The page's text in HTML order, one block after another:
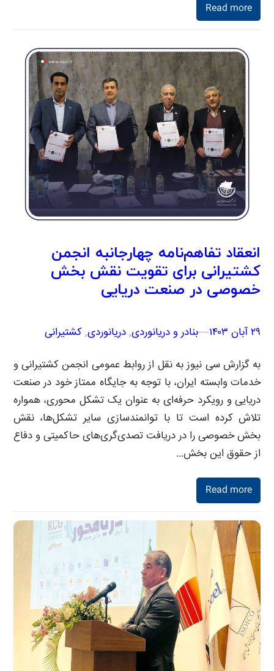
Read more
انعقاد تفاهم‌نامه چهارجانبه انجمن
کشتیرانی برای تقویت نقش بخش
خصوصی در صنعت دریایی
۲۹ آبان ۱۴۰۳ –
–بنادر و دریانوردی, دریانوردی, کشتیرانی
به گزارش سی نیوز به نقل از روابط عمومی انجمن کشتیرانی و
خدمات وابسته ایران، با توجه به جایگاه ممتاز خود در صنعت
دریایی و رویکرد حرفه‌ای به عنوان یک تشکل محوری، همواره
تلاش کرده است تا با توانمندسازی سایر تشکل‌ها، نقش
بخش خصوصی را در دریافت تصدی‌گری‌های حاکمیتی و دفاع
از حقوق این بخش…
Read more